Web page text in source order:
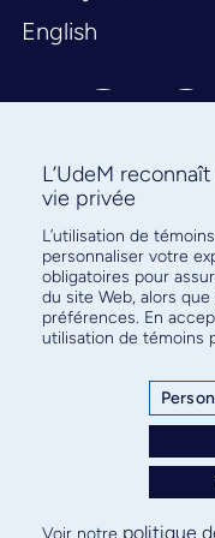
English
Abonnez-
pour
L’UdeM
vie privée
L’utilisation de
personnaliser votre
obligatoires pour
du site Web, alors
préférences. En
utilisation de témoins
Voir notre politique